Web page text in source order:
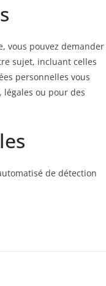
vous pouvez demander
sujet, incluant celles
personnelles vous
légales ou pour des
de détection